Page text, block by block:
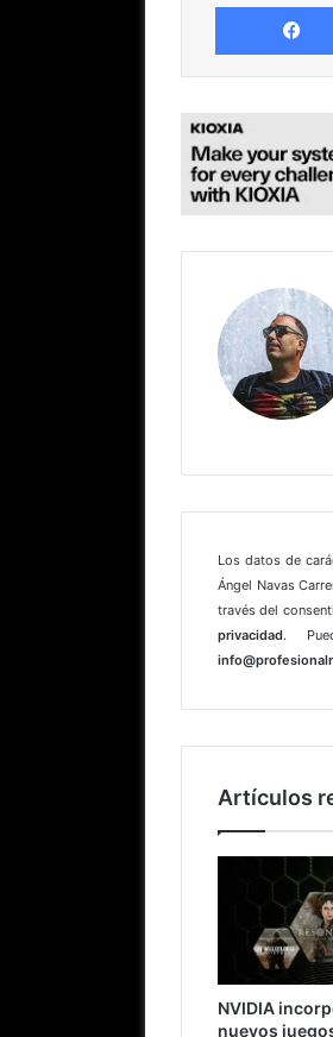
Los datos de
Ángel Navas
través del
privacidad.
Artículos
NVIDIA
nuevos